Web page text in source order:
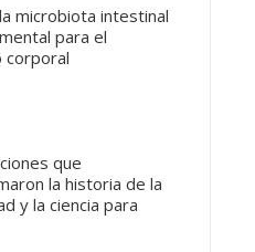
microbiota intestinal
para el
corporal
que
la historia de la
y la ciencia para